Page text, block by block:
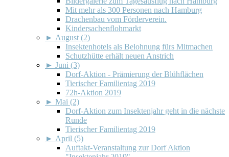
Mit mehr als 300 Personen nach Hamburg
Drachenbau vom Förderverein.
Kindersachenflohmarkt
► August (2)
Insektenhotels als Belohnung fürs Mitmachen
Schutzhütte erhält neuen Anstrich
► Juni (3)
Dorf-Aktion - Prämierung der Blühflächen
Tierischer Familientag 2019
72h-Aktion 2019
► Mai (2)
Dorf-Aktion zum Insektenjahr geht in die nächste
Runde
Tierischer Familientag 2019
► April (5)
Auftakt-Veranstaltung zur Dorf Aktion